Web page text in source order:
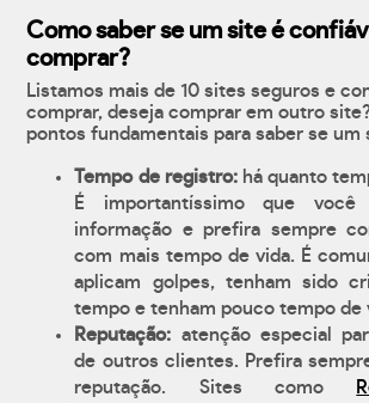
Como saber se um site é
comprar?
Listamos mais de 10 sites seguros e
comprar, deseja comprar em outro
pontos fundamentais para saber se um
Tempo de registro:há quanto
É importantíssimo que você
informação e prefira sempre
com mais tempo de vida. É
aplicam golpes, tenham sido
tempo e tenham pouco tempo de
Reputação: atenção especial
de outros clientes. Prefira
reputação. Sites como